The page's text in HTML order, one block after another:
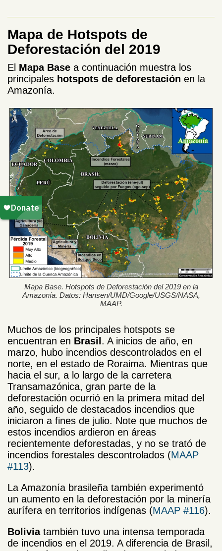
Mapa de Hotspots de
Deforestación del 2019
El Mapa Base a continuación muestra los
principales hotspots de deforestación en la
Amazonía.
Mapa Base. Hotspots de Deforestación del 2019 en la
Amazonía. Datos: Hansen/UMD/Google/USGS/NASA,
MAAP.
Muchos de los principales hotspots se
encuentran en Brasil . A inicios de año, en
marzo, hubo incendios descontrolados en el
norte, en el estado de Roraima. Mientras que
hacia el sur, a lo largo de la carretera
Transamazónica, gran parte de la
deforestación ocurrió en la primera mitad del
año, seguido de destacados incendios que
iniciaron a fines de julio. Note que muchos de
estos incendios ardieron en áreas
recientemente deforestadas, y no se trató de
incendios forestales descontrolados (MAAP
#113).
La Amazonía brasileña también experimentó
un aumento en la deforestación por la minería
aurífera en territorios indígenas (MAAP #116).
Bolivia también tuvo una intensa temporada
de incendios en el 2019. A diferencia de Brasil,